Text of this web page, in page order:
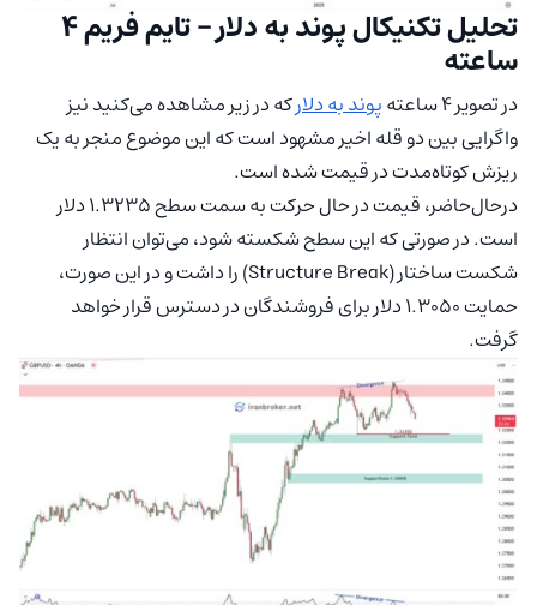
تحلیل تکنیکال پوند به دلار – تایم فریم ۴
ساعته
در تصویر ۴ ساعته پوند به دلارکه در زیر مشاهده می‌کنید نیز
واگرایی بین دو قله اخیر مشهود است که این موضوع منجر به یک
ریزش کوتاه‌مدت در قیمت شده است.
درحال‌حاضر، قیمت در حال حرکت به سمت سطح ۱.۳۲۳۵ دلار
است. در صورتی که این سطح شکسته شود، می‌توان انتظار
شکست ساختار (Structure Break) را داشت و در این صورت،
حمایت ۱.۳۰۵۰ دلار برای فروشندگان در دسترس قرار خواهد
گرفت.